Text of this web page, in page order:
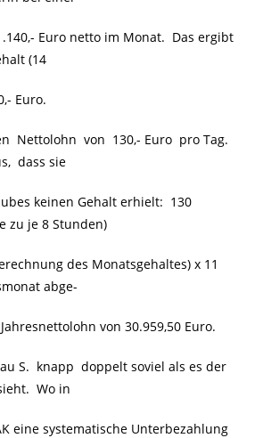
Euro netto im Monat. Das ergibt
(14
Euro.
Nettolohn von 130,- Euro pro Tag.
dass sie
keinen Gehalt erhielt: 130
zu je 8 Stunden)
des Monatsgehaltes) x 11
abge-
von 30.959,50 Euro.
S. knapp doppelt soviel als es der
Wo in
eine systematische Unterbezahlung